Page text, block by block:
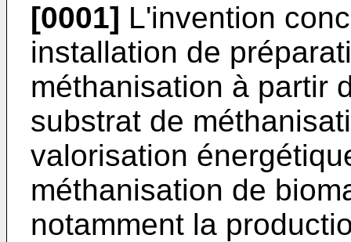
[0001] L'invention
installation de
méthanisation à partir
substrat de
valorisation
méthanisation de
notamment la